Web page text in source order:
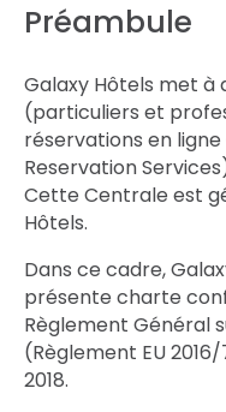
Préambule
Galaxy Hôtels met à
(particuliers et
réservations en
Reservation
Cette Centrale est
Hôtels.
Dans ce cadre,
présente charte
Règlement Général
(Règlement EU
2018.